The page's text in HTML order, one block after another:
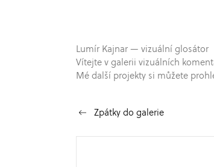
Lumír Kajnar — vizuální glosátor
Vítejte v galerii vizuálních
Mé další projekty si můžete
Zpátky do galerie